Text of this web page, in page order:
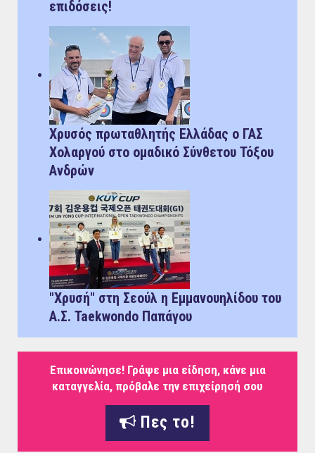
επιδόσεις!
Χρυσός πρωταθλητής Ελλάδας ο ΓΑΣ
Χολαργού στο ομαδικό Σύνθετου Τόξου
Ανδρών
"Χρυσή" στη Σεούλ η Εμμανουηλίδου του
Α.Σ. Taekwondo Παπάγου
Επικοινώνησε! Γράψε μια είδηση, κάνε μια
καταγγελία, πρόβαλε την επιχείρησή σου
Πες το!